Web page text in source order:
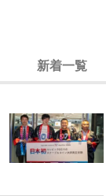
新着一覧